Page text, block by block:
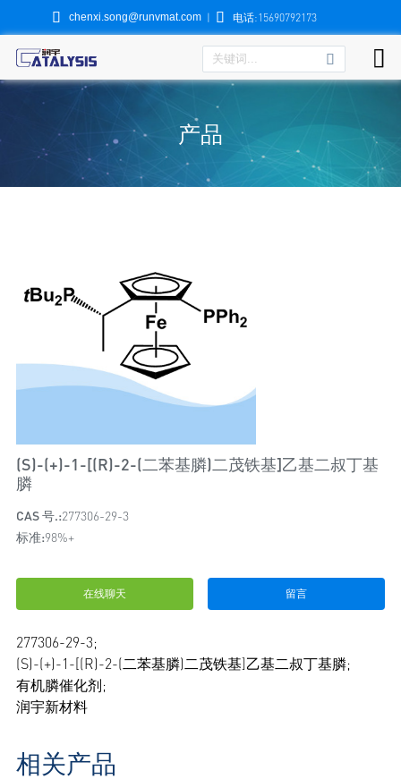
 chenxi.song@runvmat.com |  电话:15690792173

产品
(S)-(+)-1-[(R)-2-(二苯基膦)二茂铁基]乙基二叔丁基
膦
CAS 号.:277306-29-3
标准:98%+
在线聊天 留言
277306-29-3;
(S)-(+)-1-[(R)-2-(二苯基膦)二茂铁基]乙基二叔丁基膦;
有机膦催化剂;
润宇新材料
相关产品